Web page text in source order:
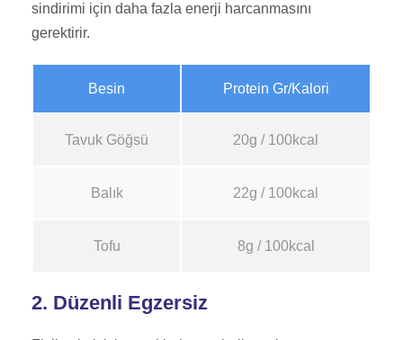
sindirimi için daha fazla enerji harcanmasını
gerektirir.
Besin Protein Gr/Kalori
Tavuk Göğsü 20g / 100kcal
Balık 22g / 100kcal
Tofu 8g / 100kcal
2. Düzenli Egzersiz